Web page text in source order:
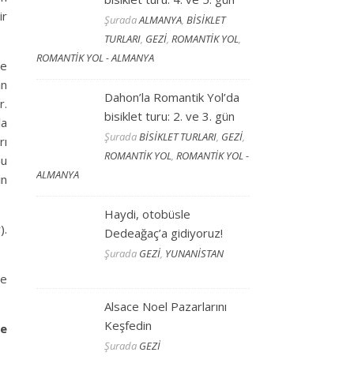
ŞuradaALMANYA,BİSİKLET
TURLARI, GEZİ,ROMANTİK YOL,
ROMANTİK YOL - ALMANYA
Dahon’la Romantik Yol’da
bisiklet turu: 2. ve 3. gün
ŞuradaBİSİKLET TURLARI, GEZİ,
ROMANTİK YOL,ROMANTİK YOL -
ALMANYA
Haydi, otobüsle
Dedeağaç’a gidiyoruz!
Şurada GEZİ, YUNANİSTAN
Alsace Noel Pazarlarını
Keşfedin
Şurada GEZİ